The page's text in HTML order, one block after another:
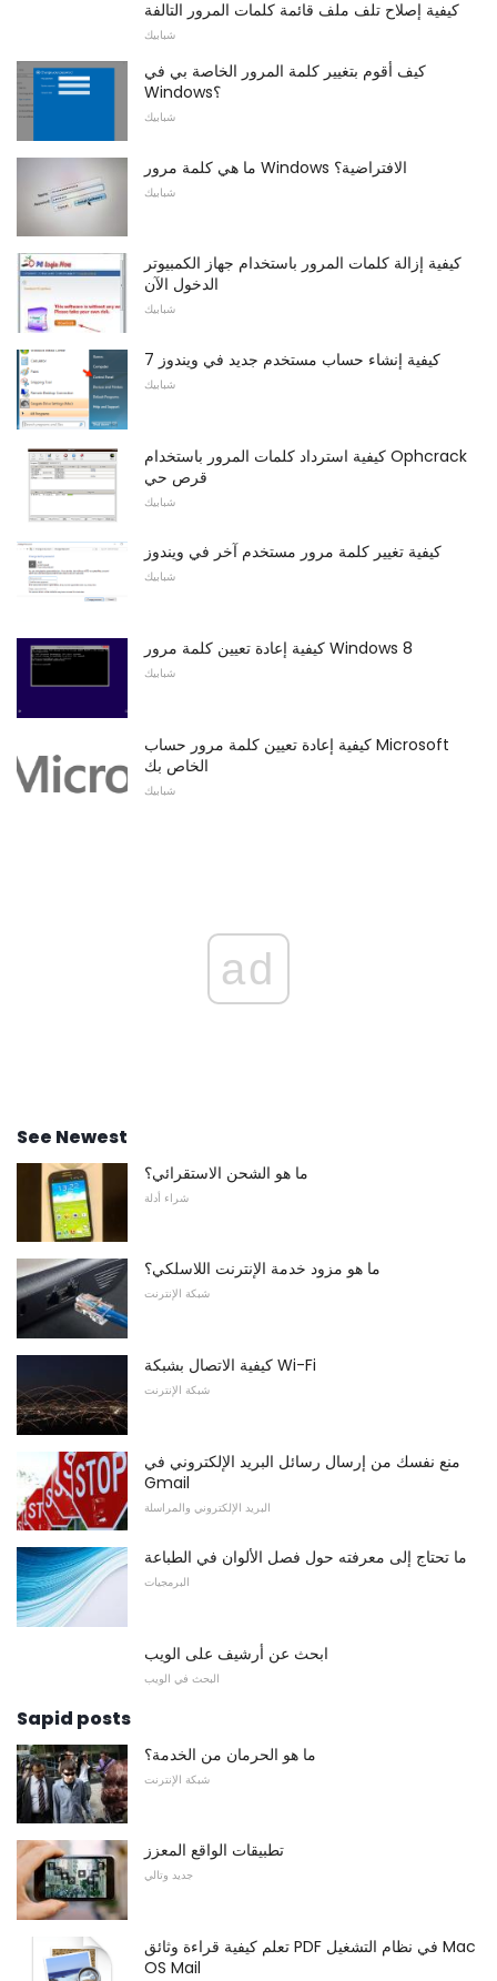
كيفية إصلاح تلف ملف قائمة كلمات المرور التالفة
شبابيك
كيف أقوم بتغيير كلمة المرور الخاصة بي في
Windows؟
شبابيك
ما هي كلمة مرور Windows الافتراضية؟
شبابيك
كيفية إزالة كلمات المرور باستخدام جهاز الكمبيوتر
الدخول الآن
شبابيك
كيفية إنشاء حساب مستخدم جديد في ويندوز 7
شبابيك
كيفية استرداد كلمات المرور باستخدام Ophcrack
قرص حي
شبابيك
كيفية تغيير كلمة مرور مستخدم آخر في ويندوز
شبابيك
كيفية إعادة تعيين كلمة مرور Windows 8
شبابيك
كيفية إعادة تعيين كلمة مرور حساب Microsoft
الخاص بك
شبابيك
ad
See Newest
ما هو الشحن الاستقرائي؟
شراء أدلة
ما هو مزود خدمة الإنترنت اللاسلكي؟
شبكة الإنترنت
كيفية الاتصال بشبكة Wi-Fi
شبكة الإنترنت
منع نفسك من إرسال رسائل البريد الإلكتروني في
Gmail
البريد الإلكتروني والمراسلة
ما تحتاج إلى معرفته حول فصل الألوان في الطباعة
البرمجيات
ابحث عن أرشيف على الويب
البحث في الويب
Sapid posts
ما هو الحرمان من الخدمة؟
شبكة الإنترنت
تطبيقات الواقع المعزز
جديد وتالي
تعلم كيفية قراءة وثائق PDF في نظام التشغيل Mac
OS Mail